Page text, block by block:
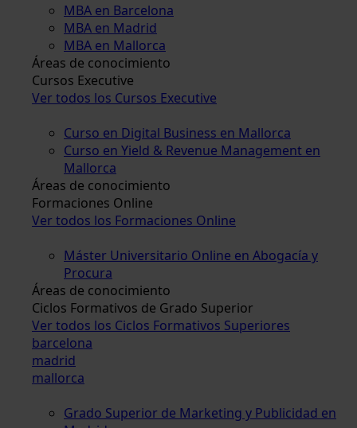
MBA en Barcelona
MBA en Madrid
MBA en Mallorca
Áreas de conocimiento
Cursos Executive
Ver todos los Cursos Executive
Curso en Digital Business en Mallorca
Curso en Yield & Revenue Management en
Mallorca
Áreas de conocimiento
Formaciones Online
Ver todos los Formaciones Online
Máster Universitario Online en Abogacía y
Procura
Áreas de conocimiento
Ciclos Formativos de Grado Superior
Ver todos los Ciclos Formativos Superiores
barcelona
madrid
mallorca
Grado Superior de Marketing y Publicidad en